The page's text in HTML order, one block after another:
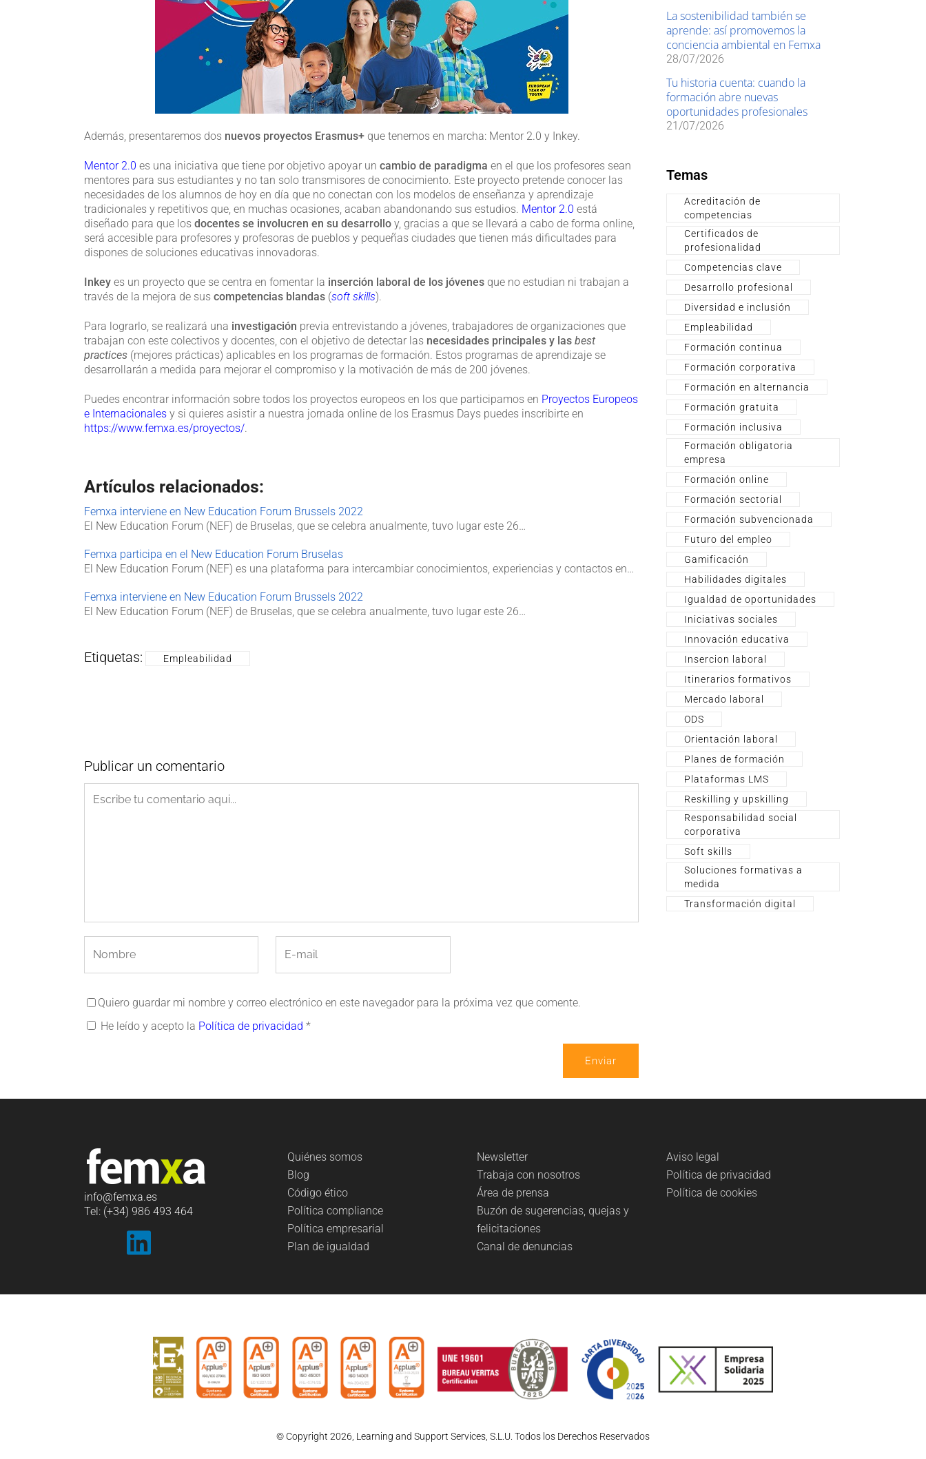
Además, presentaremos dos nuevos proyectos Erasmus+ que tenemos en marcha: Mentor 2.0 y Inkey.
Mentor 2.0 es una iniciativa que tiene por objetivo apoyar un cambio de paradigma en el que los profesores sean
mentores para sus estudiantes y no tan solo transmisores de conocimiento. Este proyecto pretende conocer las
necesidades de los alumnos de hoy en día que no conectan con los modelos de enseñanza y aprendizaje
tradicionales y repetitivos que, en muchas ocasiones, acaban abandonando sus estudios. Mentor 2.0 está
diseñado para que los docentes se involucren en su desarrollo y, gracias a que se llevará a cabo de forma online,
será accesible para profesores y profesoras de pueblos y pequeñas ciudades que tienen más dificultades para
dispones de soluciones educativas innovadoras.
Inkey es un proyecto que se centra en fomentar la inserción laboral de los jóvenes que no estudian ni trabajan a
través de la mejora de sus competencias blandas (soft skills).
Para lograrlo, se realizará una investigación previa entrevistando a jóvenes, trabajadores de organizaciones que
trabajan con este colectivos y docentes, con el objetivo de detectar las necesidades principales y las best
practices (mejores prácticas) aplicables en los programas de formación. Estos programas de aprendizaje se
desarrollarán a medida para mejorar el compromiso y la motivación de más de 200 jóvenes.
Puedes encontrar información sobre todos los proyectos europeos en los que participamos en Proyectos Europeos
e Internacionales y si quieres asistir a nuestra jornada online de los Erasmus Days puedes inscribirte en
https://www.femxa.es/proyectos/.
Artículos relacionados:
Femxa interviene en New Education Forum Brussels 2022
El New Education Forum (NEF) de Bruselas, que se celebra anualmente, tuvo lugar este 26…
Femxa participa en el New Education Forum Bruselas
El New Education Forum (NEF) es una plataforma para intercambiar conocimientos, experiencias y contactos en…
Femxa interviene en New Education Forum Brussels 2022
El New Education Forum (NEF) de Bruselas, que se celebra anualmente, tuvo lugar este 26…
Etiquetas: Empleabilidad
Publicar un comentario
Quiero guardar mi nombre y correo electrónico en este navegador para la próxima vez que comente.
He leído y acepto la Política de privacidad *
La sostenibilidad también se
aprende: así promovemos la
conciencia ambiental en Femxa
28/07/2026
Tu historia cuenta: cuando la
formación abre nuevas
oportunidades profesionales
21/07/2026
Temas
Acreditación de
competencias
Certificados de
profesionalidad
Competencias clave
Desarrollo profesional
Diversidad e inclusión
Empleabilidad
Formación continua
Formación corporativa
Formación en alternancia
Formación gratuita
Formación inclusiva
Formación obligatoria
empresa
Formación online
Formación sectorial
Formación subvencionada
Futuro del empleo
Gamificación
Habilidades digitales
Igualdad de oportunidades
Iniciativas sociales
Innovación educativa
Insercion laboral
Itinerarios formativos
Mercado laboral
ODS
Orientación laboral
Planes de formación
Plataformas LMS
Reskilling y upskilling
Responsabilidad social
corporativa
Soft skills
Soluciones formativas a
medida
Transformación digital
info@femxa.es
Tel: (+34) 986 493 464
Quiénes somos
Blog
Código ético
Política compliance
Política empresarial
Plan de igualdad
Newsletter
Trabaja con nosotros
Área de prensa
Buzón de sugerencias, quejas y
felicitaciones
Canal de denuncias
Aviso legal
Política de privacidad
Política de cookies
© Copyright 2026, Learning and Support Services, S.L.U. Todos los Derechos Reservados